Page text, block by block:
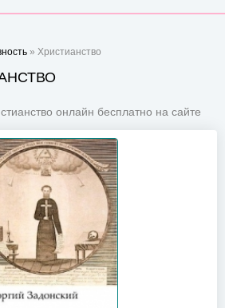
» Христианство
онлайн бесплатно на сайте